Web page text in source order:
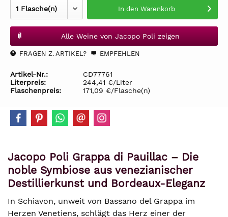
In den Warenkorb
Alle Weine von Jacopo Poli zeigen
FRAGEN Z. ARTIKEL? EMPFEHLEN
Artikel-Nr.:
CD77761
Literpreis:
244,41 €/Liter
Flaschenpreis:
171,09 €/Flasche(n)
Jacopo Poli Grappa di Pauillac – Die
noble Symbiose aus venezianischer
Destillierkunst und Bordeaux-Eleganz
In Schiavon, unweit von Bassano del Grappa im
Herzen Venetiens, schlägt das Herz einer der